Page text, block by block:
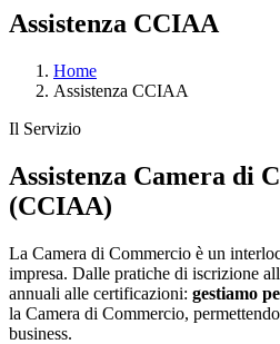
Assistenza CCIAA
Home
Assistenza CCIAA
Il Servizio
Assistenza Camera di
(CCIAA)
La Camera di Commercio è un
impresa. Dalle pratiche di iscrizione
annuali alle certificazioni: gestiamo
la Camera di Commercio,
business.